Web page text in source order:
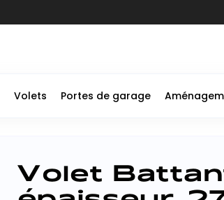
Volets Portes de garage
Volet